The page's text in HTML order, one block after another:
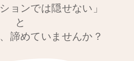
ョンでは隠せない」
と
諦めていませんか？